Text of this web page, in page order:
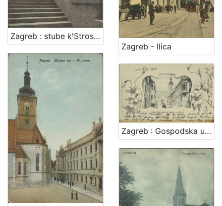
Zagreb : stube k'Strosmjerovom šetalištu
Zagreb - Ilica
Zagreb : Gospodska ulica sa crkvom sv. Marka